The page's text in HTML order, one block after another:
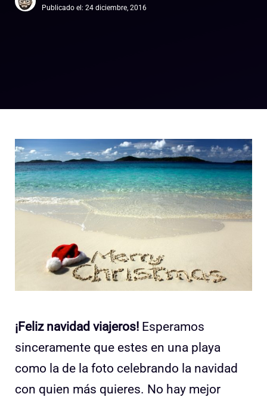
Publicado el: 24 diciembre, 2016
¡Feliz navidad viajeros! Esperamos
sinceramente que estes en una playa
como la de la foto celebrando la navidad
con quien más quieres. No hay mejor